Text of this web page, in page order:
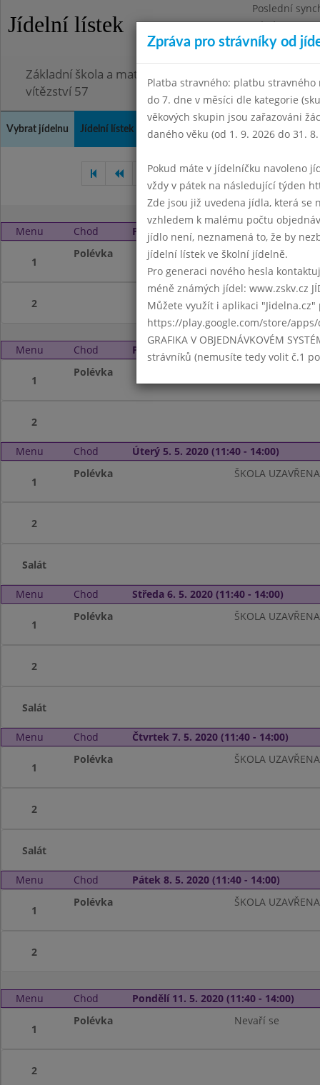
Jídelní lístek
Poslední
Pátek
Omezení
Základní škola a mateřská škola Chodov, Praha 4,
vítězství 57
Vybrat jídelnu Jídelní lístek Historie Kontakty a informace
Březen 2020 Duben 2020
Menu Chod Pátek 1. 5. 2020 (11:40 - 14:00)
1
Polévka ŠKOLA UZAVŘENA
2
Menu Chod Pondělí 4. 5. 2020 (11:40 - 14:00)
1
Polévka
2
Menu Chod Úterý 5. 5. 2020 (11:40 - 14:00)
1
Polévka ŠKOLA UZAVŘENA
2
Salát
Menu Chod Středa 6. 5. 2020 (11:40 - 14:00)
1
Polévka ŠKOLA UZAVŘENA
2
Salát
Menu Chod Čtvrtek 7. 5. 2020 (11:40 - 14:00)
1
Polévka ŠKOLA UZAVŘENA
2
Salát
Menu Chod Pátek 8. 5. 2020 (11:40 - 14:00)
1
Polévka ŠKOLA UZAVŘENA
2
Menu Chod Pondělí 11. 5. 2020 (11:40 - 14:00)
1
Polévka Nevaří se
2
Zpráva pro strávníky od
Platba stravného: platbu stravného
do 7. dne v měsíci dle kategorie
věkových skupin jsou zařazováni
daného věku (od 1. 9. 2026 do 31.
Pokud máte v jídelníčku navoleno
vždy v pátek na následující týden
Zde jsou již uvedena jídla, která se
vzhledem k malému počtu
jídlo není, neznamená to, že by
jídelní lístek ve školní jídelně.
Pro generaci nového hesla
méně známých jídel: www.zskv.cz
Můžete využít i aplikaci
https://play.google.com/store/
GRAFIKA V OBJEDNÁVKOVÉM
strávníků (nemusíte tedy volit č.1